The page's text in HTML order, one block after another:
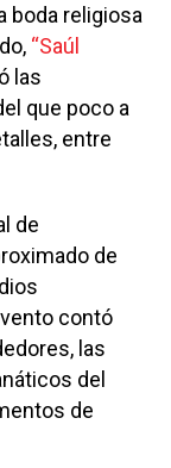
boda religiosa
“Saúl
las
que poco a
entre
de
de
contó
las
del
de